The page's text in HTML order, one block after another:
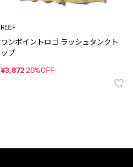
REEF
ワンポイントロゴ ラッシュタンクト
ップ
¥3,872 20%OFF